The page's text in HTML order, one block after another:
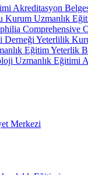
Akreditasyon
Uzmanlık
Comprehensive
Yeterlilik
Eğitim Yeterlik
Uzmanlık Eğitimi
Merkezi